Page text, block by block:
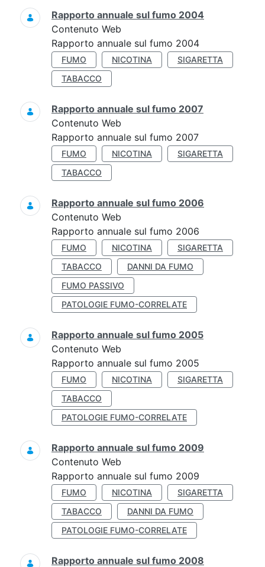
Rapporto annuale sul fumo 2004
Contenuto Web
Rapporto annuale sul fumo 2004
FUMO NICOTINA
SIGARETTA
TABACCO
Rapporto annuale sul fumo 2007
Contenuto Web
Rapporto annuale sul fumo 2007
FUMO NICOTINA
SIGARETTA
TABACCO
Rapporto annuale sul fumo 2006
Contenuto Web
Rapporto annuale sul fumo 2006
FUMO NICOTINA
SIGARETTA
TABACCO
DANNI DA FUMO
FUMO PASSIVO
PATOLOGIE FUMO-CORRELATE
Rapporto annuale sul fumo 2005
Contenuto Web
Rapporto annuale sul fumo 2005
FUMO NICOTINA
SIGARETTA
TABACCO
PATOLOGIE FUMO-CORRELATE
Rapporto annuale sul fumo 2009
Contenuto Web
Rapporto annuale sul fumo 2009
FUMO NICOTINA
SIGARETTA
TABACCO
DANNI DA FUMO
PATOLOGIE FUMO-CORRELATE
Rapporto annuale sul fumo 2008